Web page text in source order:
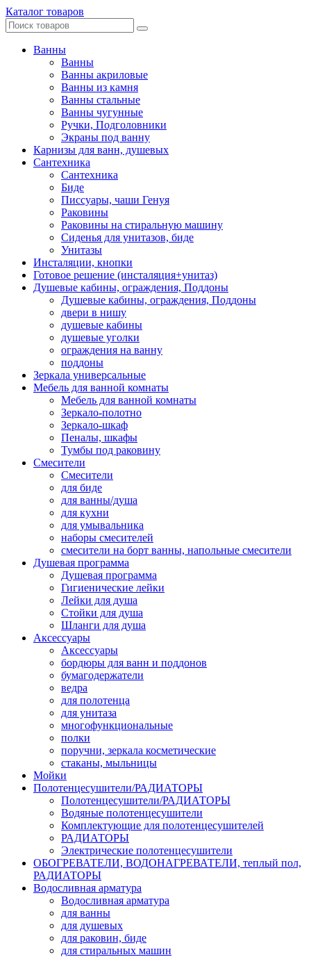
Каталог товаров
Ванны
Ванны
Ванны акриловые
Ванны из камня
Ванны стальные
Ванны чугунные
Ручки, Подголовники
Экраны под ванну
Карнизы для ванн, душевых
Сантехника
Сантехника
Биде
Писсуары, чаши Генуя
Раковины
Раковины на стиральную машину
Сиденья для унитазов, биде
Унитазы
Инсталяции, кнопки
Готовое решение (инсталяция+унитаз)
Душевые кабины, ограждения, Поддоны
Душевые кабины, ограждения, Поддоны
двери в нишу
душевые кабины
душевые уголки
ограждения на ванну
поддоны
Зеркала универсальные
Мебель для ванной комнаты
Мебель для ванной комнаты
Зеркало-полотно
Зеркало-шкаф
Пеналы, шкафы
Тумбы под раковину
Смесители
Смесители
для биде
для ванны/душа
для кухни
для умывальника
наборы смесителей
смесители на борт ванны, напольные смесители
Душевая программа
Душевая программа
Гигиенические лейки
Лейки для душа
Стойки для душа
Шланги для душа
Аксессуары
Аксессуары
бордюры для ванн и поддонов
бумагодержатели
ведра
для полотенца
для унитаза
многофункциональные
полки
поручни, зеркала косметические
стаканы, мыльницы
Мойки
Полотенцесушители/РАДИАТОРЫ
Полотенцесушители/РАДИАТОРЫ
Водяные полотенцесушители
Комплектующие для полотенцесушителей
РАДИАТОРЫ
Электрические полотенцесушители
ОБОГРЕВАТЕЛИ, ВОДОНАГРЕВАТЕЛИ, теплый пол,
РАДИАТОРЫ
Водосливная арматура
Водосливная арматура
для ванны
для душевых
для раковин, биде
для стиральных машин